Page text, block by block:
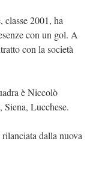
classe 2001, ha
con un gol. A
con la società
è Niccolò
Siena, Lucchese.
dalla nuova